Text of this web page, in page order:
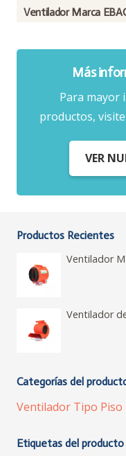
Ventilador Marca
Más
Para mayor
productos,
VER
Productos Recientes
Ventilador
Ventilador
Categorías del
Ventilador Tipo Piso
Etiquetas del producto